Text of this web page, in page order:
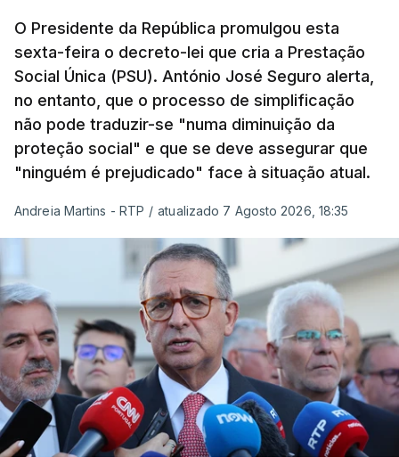
O Presidente da República promulgou esta
sexta-feira o decreto-lei que cria a Prestação
Social Única (PSU). António José Seguro alerta,
no entanto, que o processo de simplificação
não pode traduzir-se "numa diminuição da
proteção social" e que se deve assegurar que
"ninguém é prejudicado" face à situação atual.
Andreia Martins - RTP / atualizado 7 Agosto 2026, 18:35